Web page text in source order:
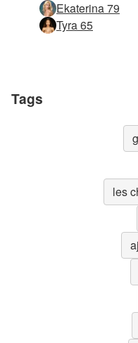
Ekaterina 79
Tyra 65
Tags
les